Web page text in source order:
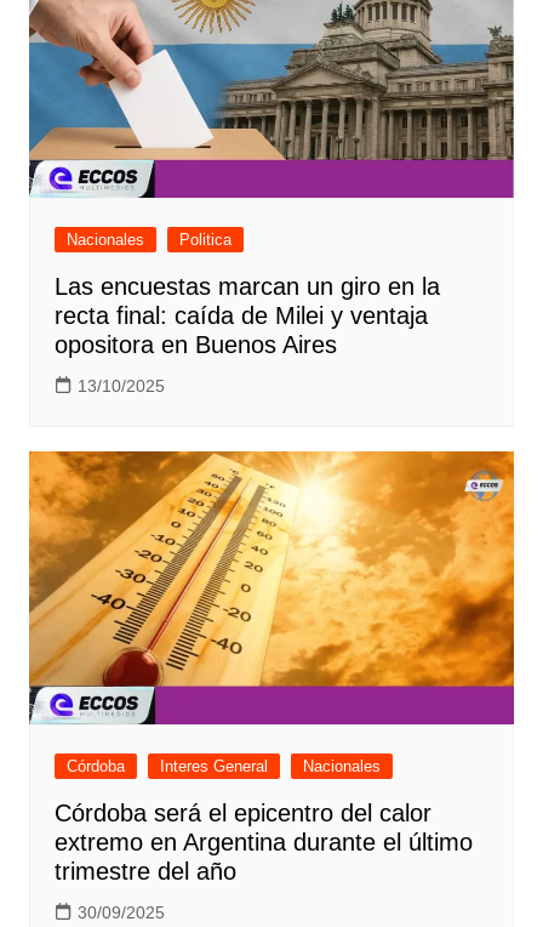
Nacionales Politica
Las encuestas marcan un giro en la
recta final: caída de Milei y ventaja
opositora en Buenos Aires
13/10/2025
Córdoba Interes General Nacionales
Córdoba será el epicentro del calor
extremo en Argentina durante el último
trimestre del año
30/09/2025